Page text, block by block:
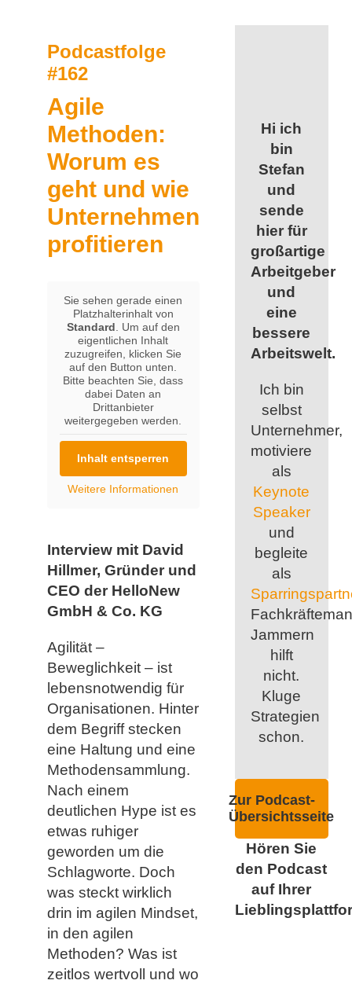
Podcastfolge
#162
Agile
Methoden:
Worum es
geht und wie
Unternehmen
profitieren
Sie sehen gerade einen
Platzhalterinhalt von
Standard . Um auf den
eigentlichen Inhalt
zuzugreifen, klicken Sie
auf den Button unten.
Bitte beachten Sie, dass
dabei Daten an
Drittanbieter
weitergegeben werden.
Inhalt entsperren
Weitere Informationen
Interview mit David
Hillmer, Gründer und
CEO der HelloNew
GmbH & Co. KG
Agilität –
Beweglichkeit – ist
lebensnotwendig für
Organisationen. Hinter
dem Begriff stecken
eine Haltung und eine
Methodensammlung.
Nach einem
deutlichen Hype ist es
etwas ruhiger
geworden um die
Schlagworte. Doch
was steckt wirklich
drin im agilen Mindset,
in den agilen
Methoden? Was ist
zeitlos wertvoll und wo
Hi ich
bin
Stefan
und
sende
hier für
großartige
Arbeitgeber
und
eine
bessere
Arbeitswelt.
Ich bin
selbst
Unternehmer,
motiviere
als
Keynote
Speaker
und
begleite
als
Jammern
hilft
nicht.
Kluge
Strategien
schon.
Zur Podcast-
Übersichtsseite
Hören Sie
den Podcast
auf Ihrer